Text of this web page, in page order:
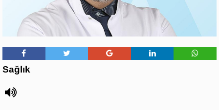
Sağlık